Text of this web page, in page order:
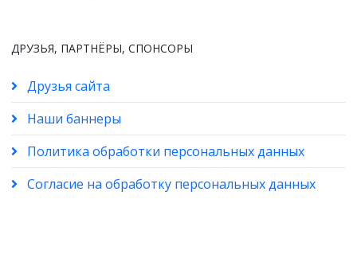
ДРУЗЬЯ, ПАРТНЁРЫ, СПОНСОРЫ
Друзья сайта
Наши баннеры
Политика обработки персональных данных
Согласие на обработку персональных данных